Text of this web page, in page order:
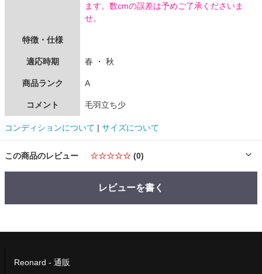
ます。数cmの誤差は予めご了承くださいま
せ。
特徴・仕様
適応時期 春 ・ 秋
商品ランク A
コメント 毛羽立ち少
コンディションについて | サイズについて
この商品のレビュー ☆☆☆☆☆ (0)
レビューを書く
Reonard - 通販